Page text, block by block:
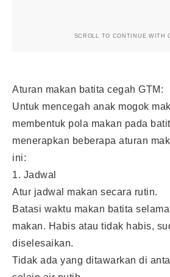
SCROLL TO CONTINUE WITH
Aturan makan batita cegah GTM:
Untuk mencegah anak mogok
membentuk pola makan pada
menerapkan beberapa aturan
ini:
1. Jadwal
Atur jadwal makan secara rutin.
Batasi waktu makan batita
makan. Habis atau tidak habis,
diselesaikan.
Tidak ada yang ditawarkan di